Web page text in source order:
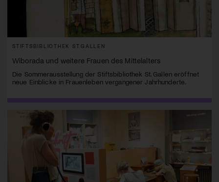
STIFTSBIBLIOTHEK ST.GALLEN
Wiborada und weitere Frauen des Mittelalters
Die Sommerausstellung der Stiftsbibliothek St. Gallen eröffnet
neue Einblicke in Frauenleben vergangener Jahrhunderte.